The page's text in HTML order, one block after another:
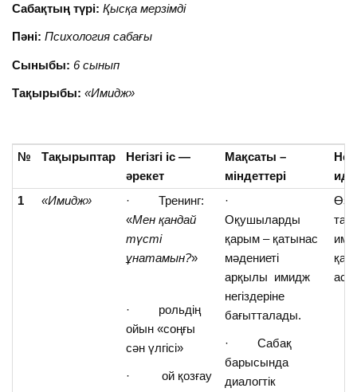
Сабақтың түрі: Қысқа мерзімді
Пәні: Психология сабағы
Сыныбы: 6 сынып
Тақырыбы:«Имидж»
№ Тақырыптар
Негізгі іс —
әрекет
Мақсаты –
міндеттері
1
«Имидж»
· Тренинг:
«Мен қандай
түсті
ұнатамын?»
· рольдің
ойын «соңғы
сән үлгісі»
· ой қозғау
·
Оқушыларды
қарым – қатынас
мәдениеті
арқылы имидж
негіздеріне
бағытталады.
· Сабақ
барысында
диалогтік